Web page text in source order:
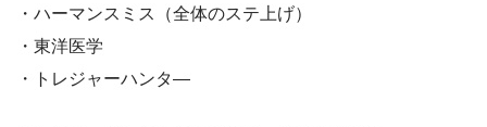
・ハーマンスミス（全体のステ上げ）
・東洋医学
・トレジャーハンタ―